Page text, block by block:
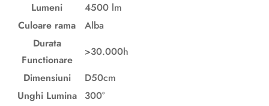
Lumeni
4500 lm
Culoare rama
Alba
Durata
Functionare
>30.000h
Dimensiuni
D50cm
Unghi Lumina
300°